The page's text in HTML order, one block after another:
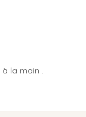
la main .